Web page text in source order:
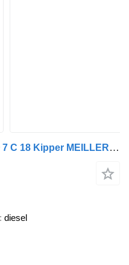
Mitsubishi Fuso FUSO FUSO 7 C 18 Kipper MEILLER 3-Seiten*AHK*NL 3,8 T
diesel